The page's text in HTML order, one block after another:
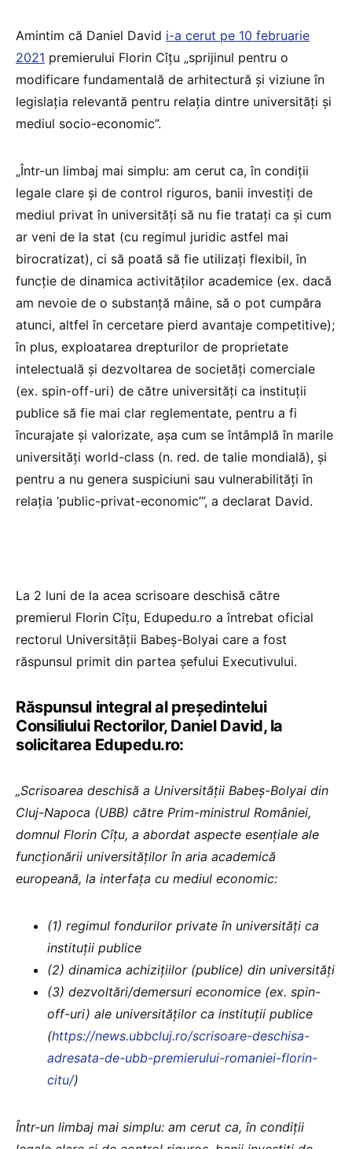
Amintim că Daniel David i-a cerut pe 10 februarie
2021 premierului Florin Cîțu „sprijinul pentru o
modificare fundamentală de arhitectură și viziune în
legislația relevantă pentru relația dintre universități și
mediul socio-economic”.
„Într-un limbaj mai simplu: am cerut ca, în condiții
legale clare și de control riguros, banii investiți de
mediul privat în universități să nu fie tratați ca și cum
ar veni de la stat (cu regimul juridic astfel mai
birocratizat), ci să poată să fie utilizați flexibil, în
funcție de dinamica activităților academice (ex. dacă
am nevoie de o substanță mâine, să o pot cumpăra
atunci, altfel în cercetare pierd avantaje competitive);
în plus, exploatarea drepturilor de proprietate
intelectuală și dezvoltarea de societăți comerciale
(ex. spin-off-uri) de către universități ca instituții
publice să fie mai clar reglementate, pentru a fi
încurajate și valorizate, așa cum se întâmplă în marile
universități world-class (n. red. de talie mondială), și
pentru a nu genera suspiciuni sau vulnerabilități în
relația ‘public-privat-economic’”, a declarat David.
La 2 luni de la acea scrisoare deschisă către
premierul Florin Cîțu, Edupedu.ro a întrebat oficial
rectorul Universității Babeș-Bolyai care a fost
răspunsul primit din partea șefului Executivului.
Răspunsul integral al președintelui
Consiliului Rectorilor, Daniel David, la
solicitarea Edupedu.ro:
„Scrisoarea deschisă a Universității Babeș-Bolyai din
Cluj-Napoca (UBB) către Prim-ministrul României,
domnul Florin Cîțu, a abordat aspecte esențiale ale
funcționării universităților în aria academică
europeană, la interfața cu mediul economic:
(1) regimul fondurilor private în universități ca
instituții publice
(2) dinamica achizițiilor (publice) din universități
(3) dezvoltări/demersuri economice (ex. spin-
off-uri) ale universităților ca instituții publice
(https://news.ubbcluj.ro/scrisoare-deschisa-
adresata-de-ubb-premierului-romaniei-florin-
citu/)
Într-un limbaj mai simplu: am cerut ca, în condiții